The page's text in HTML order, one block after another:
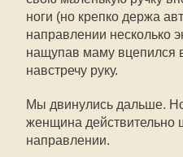
ноги (но крепко держа
направлении несколько
нащупав маму вцепился
навстречу руку.
Мы двинулись дальше.
женщина
направлении.